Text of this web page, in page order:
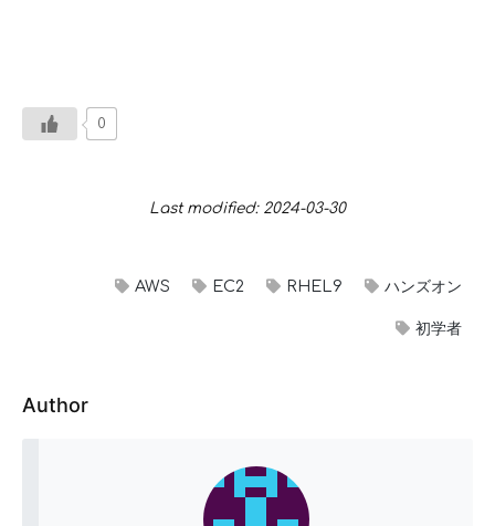
0
Last modified: 2024-03-30
AWS EC2 RHEL9 ハンズオン
初学者
Author